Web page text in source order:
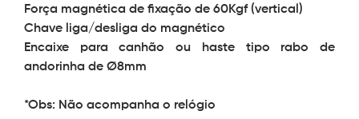
Força magnética de fixação de 60Kgf (vertical)
Chave liga/desliga do magnético
Encaixe para canhão ou haste tipo rabo de
andorinha de Ø8mm
*Obs: Não acompanha o relógio